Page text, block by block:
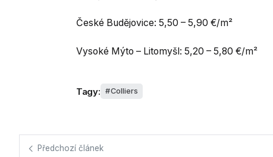
České Budějovice: 5,50 – 5,90 €/m²
Vysoké Mýto – Litomyšl: 5,20 – 5,80 €/m²
Tagy: Colliers
Předchozí článek